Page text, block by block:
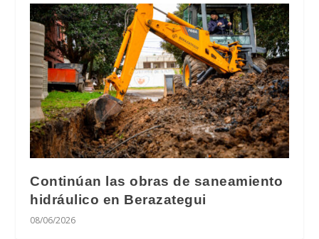
Continúan las obras de saneamiento
hidráulico en Berazategui
08/06/2026